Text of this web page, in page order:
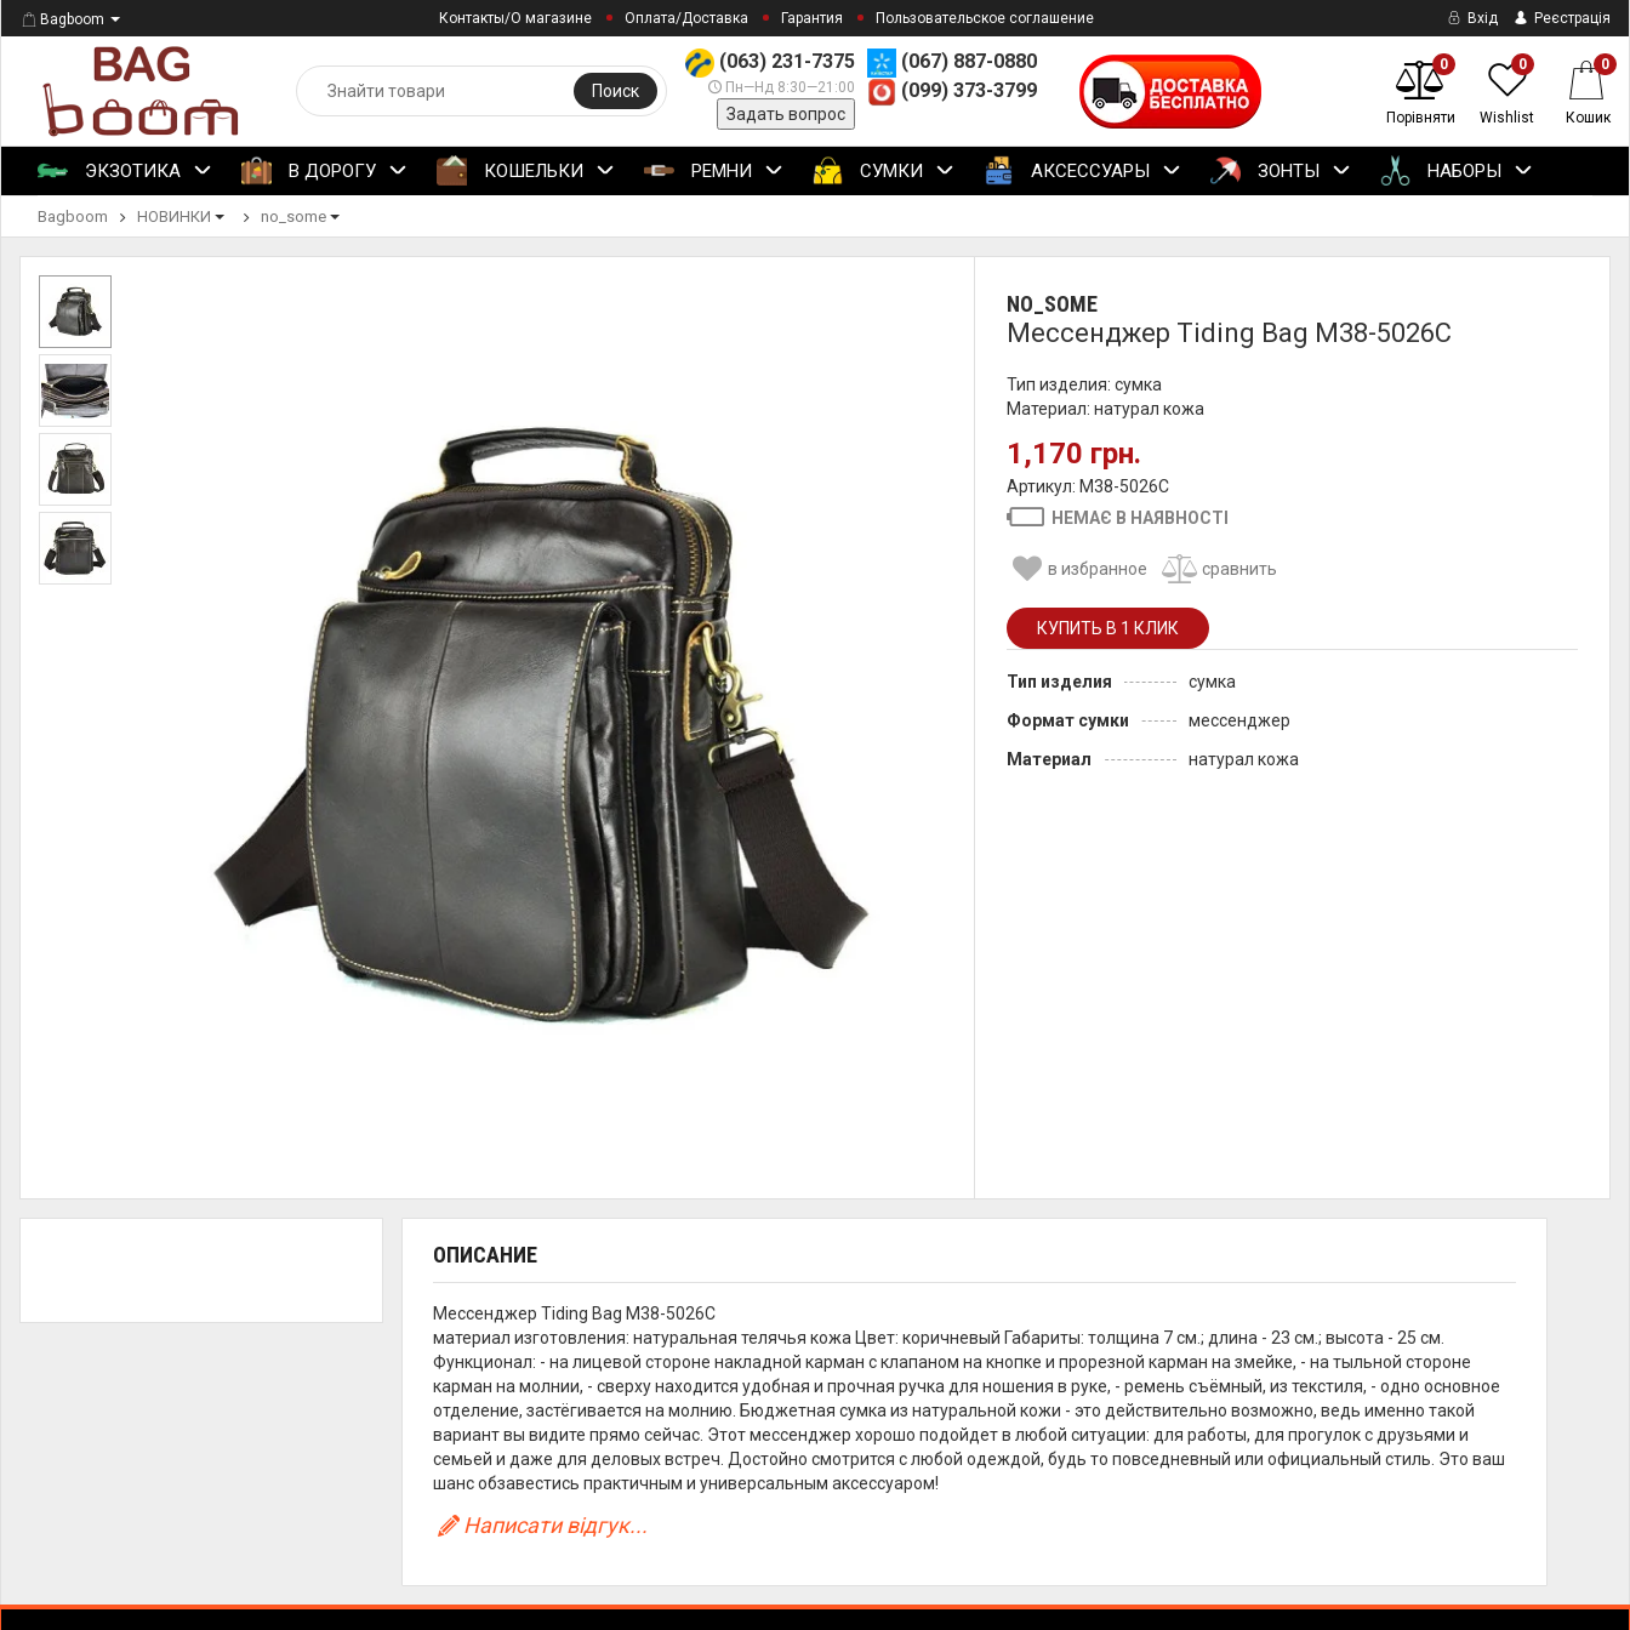
Bagboom Контакты/О магазине Оплата/Доставка Гарантия Пользовательское соглашение Вхід Реєстрація
(063) 231-7375
Пн—Нд 8:30—21:00
Задать вопрос
(067) 887-0880
(099) 373-3799
Поиск
0
Порівняти
0
Wishlist
0
Кошик
ЭКЗОТИКА В ДОРОГУ КОШЕЛЬКИ РЕМНИ СУМКИ АКСЕССУАРЫ ЗОНТЫ НАБОРЫ
Bagboom НОВИНКИ no_some
NO_SOME
Мессенджер Tiding Bag M38-5026C
Тип изделия: сумка
Материал: натурал кожа
1,170 грн.
Артикул: M38-5026C
НЕМАЄ В НАЯВНОСТІ
в избранное сравнить
Тип изделия
сумка
Формат сумки
мессенджер
Материал
натурал кожа
ОПИСАНИЕ
Мессенджер Tiding Bag M38-5026C
материал изготовления: натуральная телячья кожа Цвет: коричневый Габариты: толщина 7 см.; длина - 23 см.; высота - 25 см.
Функционал: - на лицевой стороне накладной карман с клапаном на кнопке и прорезной карман на змейке, - на тыльной стороне
карман на молнии, - сверху находится удобная и прочная ручка для ношения в руке, - ремень съёмный, из текстиля, - одно основное
отделение, застёгивается на молнию. Бюджетная сумка из натуральной кожи - это действительно возможно, ведь именно такой
вариант вы видите прямо сейчас. Этот мессенджер хорошо подойдет в любой ситуации: для работы, для прогулок с друзьями и
семьей и даже для деловых встреч. Достойно смотрится с любой одеждой, будь то повседневный или официальный стиль. Это ваш
шанс обзавестись практичным и универсальным аксессуаром!
Написати відгук...